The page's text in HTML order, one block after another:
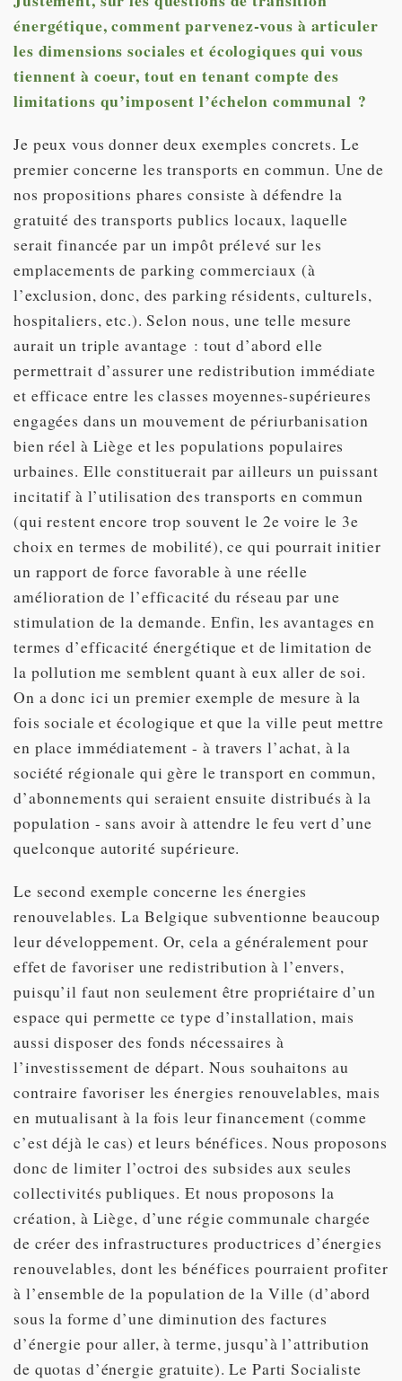
énergétique, comment parvenez-vous à articuler
les dimensions sociales et écologiques qui vous
tiennent à coeur, tout en tenant compte des
limitations qu’imposent l’échelon communal ?
Je peux vous donner deux exemples concrets. Le
premier concerne les transports en commun. Une de
nos propositions phares consiste à défendre la
gratuité des transports publics locaux, laquelle
serait financée par un impôt prélevé sur les
emplacements de parking commerciaux (à
l’exclusion, donc, des parking résidents, culturels,
hospitaliers, etc.). Selon nous, une telle mesure
aurait un triple avantage : tout d’abord elle
permettrait d’assurer une redistribution immédiate
et efficace entre les classes moyennes-supérieures
engagées dans un mouvement de périurbanisation
bien réel à Liège et les populations populaires
urbaines. Elle constituerait par ailleurs un puissant
incitatif à l’utilisation des transports en commun
(qui restent encore trop souvent le 2e voire le 3e
choix en termes de mobilité), ce qui pourrait initier
un rapport de force favorable à une réelle
amélioration de l’efficacité du réseau par une
stimulation de la demande. Enfin, les avantages en
termes d’efficacité énergétique et de limitation de
la pollution me semblent quant à eux aller de soi.
On a donc ici un premier exemple de mesure à la
fois sociale et écologique et que la ville peut mettre
en place immédiatement - à travers l’achat, à la
société régionale qui gère le transport en commun,
d’abonnements qui seraient ensuite distribués à la
population - sans avoir à attendre le feu vert d’une
quelconque autorité supérieure.
Le second exemple concerne les énergies
renouvelables. La Belgique subventionne beaucoup
leur développement. Or, cela a généralement pour
effet de favoriser une redistribution à l’envers,
puisqu’il faut non seulement être propriétaire d’un
espace qui permette ce type d’installation, mais
aussi disposer des fonds nécessaires à
l’investissement de départ. Nous souhaitons au
contraire favoriser les énergies renouvelables, mais
en mutualisant à la fois leur financement (comme
c’est déjà le cas) et leurs bénéfices. Nous proposons
donc de limiter l’octroi des subsides aux seules
collectivités publiques. Et nous proposons la
création, à Liège, d’une régie communale chargée
de créer des infrastructures productrices d’énergies
renouvelables, dont les bénéfices pourraient profiter
à l’ensemble de la population de la Ville (d’abord
sous la forme d’une diminution des factures
d’énergie pour aller, à terme, jusqu’à l’attribution
de quotas d’énergie gratuite). Le Parti Socialiste